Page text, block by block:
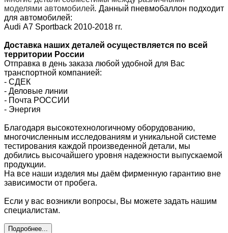
моделями автомобилей. Данный пневмобаллон подходит
для автомобилей:
Audi A7 Sportback 2010-2018 гг.
Доставка наших деталей осуществляется по всей
территории России
Отправка в день заказа любой удобной для Вас
транспортной компанией:
- СДЕК
- Деловые линии
- Почта РОССИИ
- Энергия
Благодаря высокотехнологичному оборудованию,
многочисленным исследованиям и уникальной системе
тестирования каждой произведенной детали, мы
добились высочайшего уровня надежности выпускаемой
продукции.
На все наши изделия мы даём фирменную гарантию вне
зависимости от пробега.
Если у вас возникли вопросы, Вы можете задать нашим
специалистам.
Подробнее...